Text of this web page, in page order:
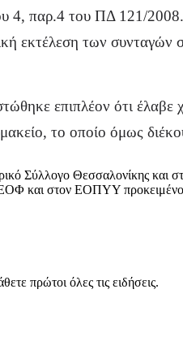
παρ.4 του ΠΔ 121/2008.
εκτέλεση των
επιπλέον ότι
το οποίο όμως
Σύλλογο Θεσσαλονίκης και
και στον ΕΟΠΥΥ
πρώτοι όλες τις ειδήσεις.